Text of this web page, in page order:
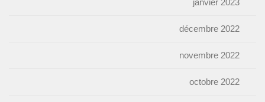
décembre 2022
novembre 2022
octobre 2022